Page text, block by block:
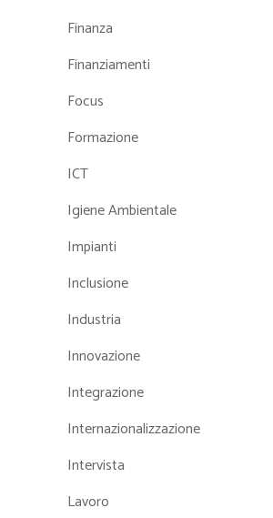
Finanza
Finanziamenti
Focus
Formazione
ICT
Igiene Ambientale
Impianti
Inclusione
Industria
Innovazione
Integrazione
Internazionalizzazione
Intervista
Lavoro